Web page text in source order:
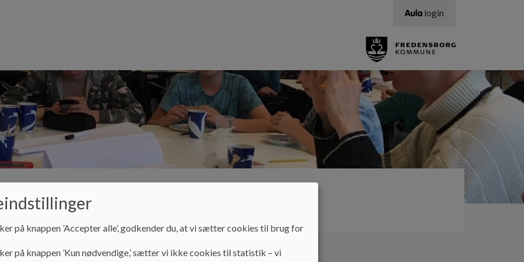
login
Bestyrelse og råd
Bestyrelse og råd Elevråd
på knappen ’Accepter alle’, godkender du, at vi sætter cookies til brug for
på knappen ’Kun nødvendige,’ sætter vi ikke cookies til statistik – vi